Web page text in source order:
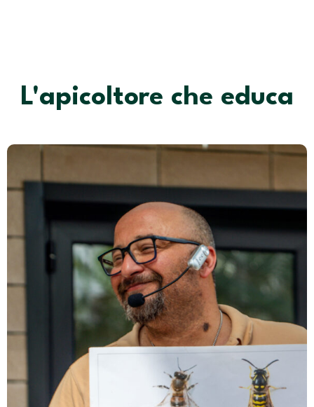
L'apicoltore che educa